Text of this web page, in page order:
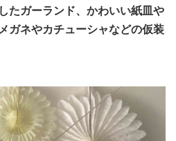
たガーランド、かわいい紙皿や
ガネやカチューシャなどの仮装